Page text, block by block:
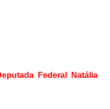
Federal Natália